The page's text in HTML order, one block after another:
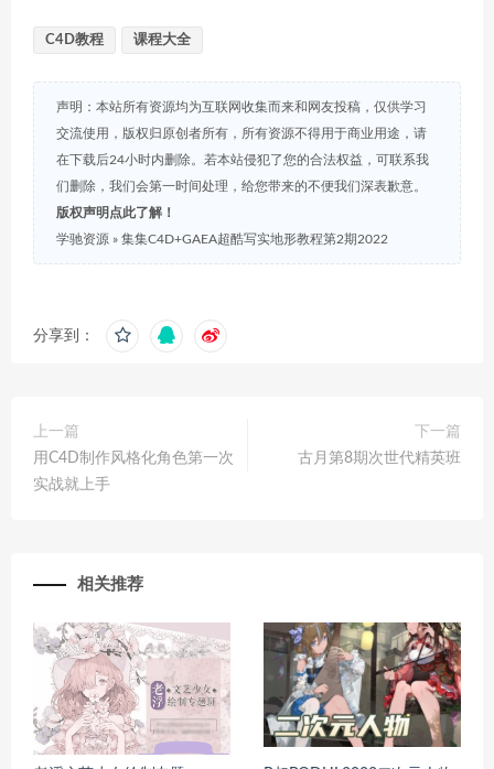
C4D教程 课程大全
声明：本站所有资源均为互联网收集而来和网友投稿，仅供学习
交流使用，版权归原创者所有，所有资源不得用于商业用途，请
在下载后24小时内删除。若本站侵犯了您的合法权益，可联系我
们删除，我们会第一时间处理，给您带来的不便我们深表歉意。
版权声明点此了解！
学驰资源 » 集集C4D+GAEA超酷写实地形教程第2期2022
分享到：
上一篇
用C4D制作风格化角色第一次
实战就上手
下一篇
古月第8期次世代精英班
相关推荐